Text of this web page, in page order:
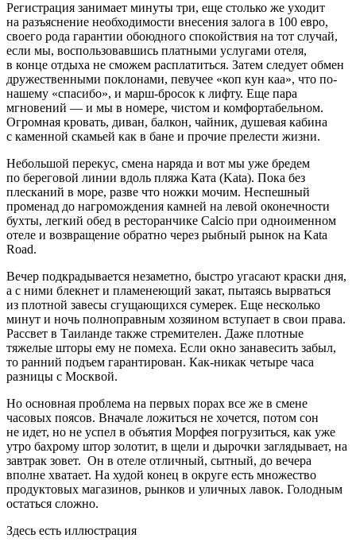
Регистрация занимает минуты три, еще столько же уходит
на разъяснение необходимости внесения залога в 100 евро,
своего рода гарантии обоюдного спокойствия на тот случай,
если мы, воспользовавшись платными услугами отеля,
в конце отдыха не сможем расплатиться. Затем следует обмен
дружественными поклонами, певучее «коп кун каа», что по-
нашему «спасибо», и марш-бросок к лифту. Еще пара
мгновений — и мы в номере, чистом и комфортабельном.
Огромная кровать, диван, балкон, чайник, душевая кабина
с каменной скамьей как в бане и прочие прелести жизни.
Небольшой перекус, смена наряда и вот мы уже бредем
по береговой линии вдоль пляжа Ката (Kata). Пока без
плесканий в море, разве что ножки мочим. Неспешный
променад до нагромождения камней на левой оконечности
бухты, легкий обед в ресторанчике Calcio при одноименном
отеле и возвращение обратно через рыбный рынок на Kata
Road.
Вечер подкрадывается незаметно, быстро угасают краски дня,
а с ними блекнет и пламенеющий закат, пытаясь вырваться
из плотной завесы сгущающихся сумерек. Еще несколько
минут и ночь полноправным хозяином вступает в свои права.
Рассвет в Таиланде также стремителен. Даже плотные
тяжелые шторы ему не помеха. Если окно занавесить забыл,
то ранний подъем гарантирован. Как-никак четыре часа
разницы с Москвой.
Но основная проблема на первых порах все же в смене
часовых поясов. Вначале ложиться не хочется, потом сон
не идет, но не успел в объятия Морфея погрузиться, как уже
утро бахрому штор золотит, в щели и дырочки заглядывает, на
завтрак зовет. Он в отеле отличный, сытный, до вечера
вполне хватает. На худой конец в округе есть множество
продуктовых магазинов, рынков и уличных лавок. Голодным
остаться сложно.
Здесь есть иллюстрация